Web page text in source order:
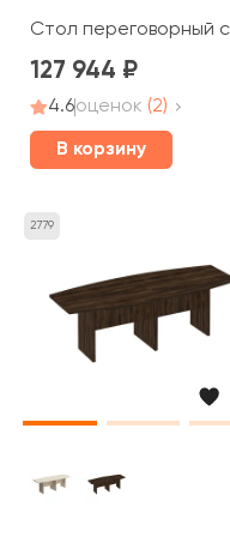
Стол переговорный
127 944
4.6оценок (2)
В корзину
2779